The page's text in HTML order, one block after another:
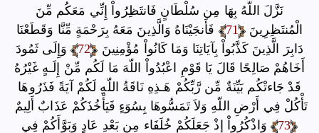
نَزَّلَ اللّهُ بِهَا مِن سُلْطَانٍ فَانتَظِرُواْ إِنِّي مَعَكُم مِّنَ
الْمُنتَظِرِينَ
71
فَأَنجَيْنَاهُ وَالَّذِينَ مَعَهُ بِرَحْمَةٍ مِّنَّا وَقَطَعْنَا
دَابِرَ الَّذِينَ كَذَّبُواْ بِآيَاتِنَا وَمَا كَانُواْ مُؤْمِنِينَ
72 وَإِلَى ثَمُودَ
أَخَاهُمْ صَالِحًا قَالَ يَا قَوْمِ اعْبُدُواْ اللّهَ مَا لَكُم مِّنْ إِلَـهٍ غَيْرُهُ
قَدْ جَاءتْكُم بَيِّنَةٌ مِّن رَّبِّكُمْ هَـذِهِ نَاقَةُ اللّهِ لَكُمْ آيَةً فَذَرُوهَا
تَأْكُلْ فِي أَرْضِ اللّهِ وَلاَ تَمَسُّوهَا بِسُوَءٍ فَيَأْخُذَكُمْ عَذَابٌ أَلِيمٌ
73
وَاذْكُرُواْ إِذْ جَعَلَكُمْ خُلَفَاء مِن بَعْدِ عَادٍ وَبَوَّأَكُمْ فِي